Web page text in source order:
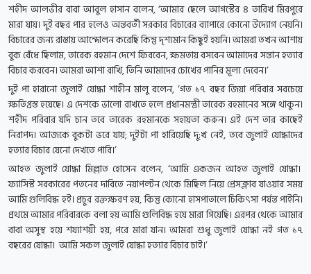
শহীদ আলভীর বাবা আবুল হাসান বলেন, ‘আমার ছেলে আগস্টের ৪ তারিখ মিরপুরে
মারা যায়। দুই বছর পার হলেও অন্তবর্তী সরকার বিচারের ব্যাপারে কোনো উদ্যোগ নেয়নি।
বিচারের জন্য রাস্তায় আন্দোলন করেছি কিন্তু দৃশ্যমান কিছুই হয়নি। আমরা তখন আশায়
বুক বেঁধে ছিলাম, তারেক রহমান দেশে ফিরবেন, ক্ষমতায় বসবেন আমাদের সন্তান হত্যার
বিচার করবেন। আমরা আশা রাখি, তিনি আমাদের চোখের পানির মূল্য দেবেন।’
দুই পা হারানো জুলাই যোদ্ধা শাহীন মালু বলেন, ‘গত ১৭ বছর জিয়া পরিবার সবচেয়ে
ক্ষতিগ্রস্ত হয়েছে। এ দেশকে ভালো রাখতে হলে প্রধানমন্ত্রী তারেক রহমানের সঙ্গে থাকুন।
শহীদ পরিবার যদি চান তবে তারেক রহমানকে সহায়তা করুন। এই দেশ তার কাছেই
নিরাপদ। আজকে বুকটা ভরে যায়; দুইটা পা হারিয়েছি দু:খ নেই, তবে জুলাই যোদ্ধাদের
হত্যার বিচার যেনো দেখতে পারি।’
আহত জুলাই যোদ্ধা মিল্লাত হোসেন বলেন, ‘আমি একজন আহত জুলাই যোদ্ধা।
ফ্যাসিস্ট সরকারের পতনের দাবিতে নয়াপল্টন থেকে মিছিল নিয়ে প্রেসক্লাব যাওয়ার সময়
আমি গুলিবিদ্ধ হই। প্রচুর রক্তক্ষরণ হয়, কিন্তু কোনো হাসপাতালে চিকিৎসা পর্যন্ত পাইনি।
প্রথমে আমার পরিবারকে বলা হয় আমি গুলিবিদ্ধ হয়ে মারা গিয়েছি। এরপর থেকে আমার
বাবা অসুস্থ হয়ে শয্যাশয়ী হয়, পরে মারা যান। আমরা শুধু জুলাই যোদ্ধা নই গত ১৭
বছরের যোদ্ধা। আমি সকল জুলাই যোদ্ধা হত্যার বিচার চাই।’